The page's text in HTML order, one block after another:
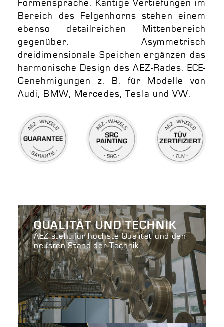
Formensprache. Kantige Vertiefungen im
Bereich des Felgenhorns stehen einem
ebenso detailreichen Mittenbereich
gegenüber. Asymmetrisch
dreidimensionale Speichen ergänzen das
harmonische Design des AEZ-Rades. ECE-
Genehmigungen z. B. für Modelle von
Audi, BMW, Mercedes, Tesla und VW.
QUALITÄT UND TECHNIK
AEZ steht für höchste Qualität und den
neusten Stand der Technik